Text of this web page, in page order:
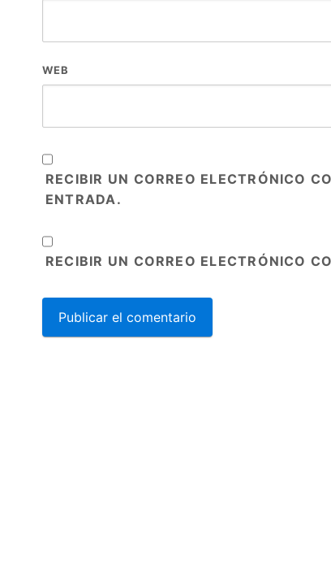
WEB
RECIBIR UN CORREO ELECTRÓNICO
ENTRADA.
RECIBIR UN CORREO ELECTRÓNICO